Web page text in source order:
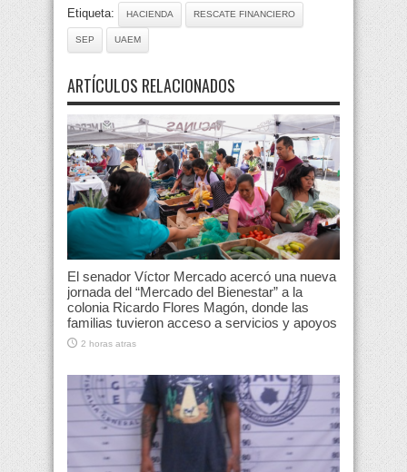
Etiqueta: HACIENDA RESCATE FINANCIERO
SEP UAEM
ARTÍCULOS RELACIONADOS
El senador Víctor Mercado acercó una nueva
jornada del “Mercado del Bienestar” a la
colonia Ricardo Flores Magón, donde las
familias tuvieron acceso a servicios y apoyos
2 horas atras